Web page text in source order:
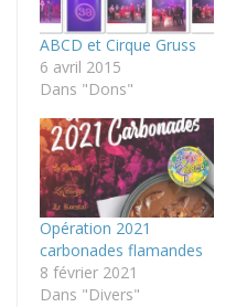
ABCD et Cirque Gruss
6 avril 2015
Dans "Dons"
Opération 2021
carbonades flamandes
8 février 2021
Dans "Divers"